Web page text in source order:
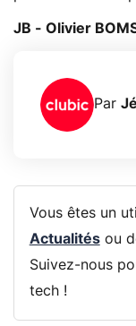
JB - Olivier
Par
Vous êtes un
Actualitésou
Suivez-nous
tech !